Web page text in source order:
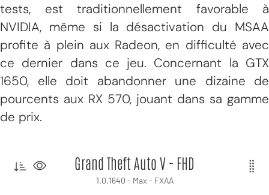
tests, est traditionnellement favorable à
NVIDIA, même si la désactivation du MSAA
profite à plein aux Radeon, en difficulté avec
ce dernier dans ce jeu. Concernant la GTX
1650, elle doit abandonner une dizaine de
pourcents aux RX 570, jouant dans sa gamme
de prix.